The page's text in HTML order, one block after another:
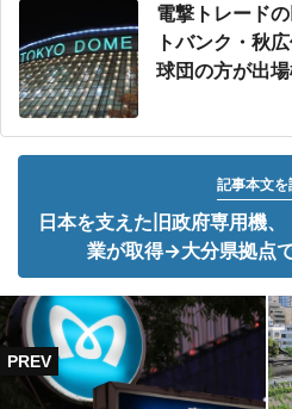
電撃トレード
トバンク・秋
球団の方が出
記事本文を
日本を支えた旧政府専用機
業が取得→大分県拠点